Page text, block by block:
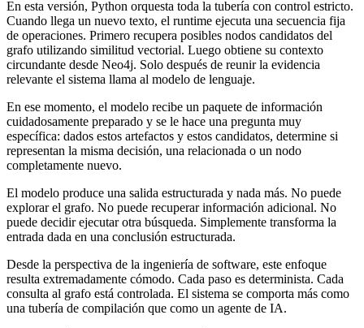
En esta versión, Python orquesta toda la tubería con control estricto.
Cuando llega un nuevo texto, el runtime ejecuta una secuencia fija
de operaciones. Primero recupera posibles nodos candidatos del
grafo utilizando similitud vectorial. Luego obtiene su contexto
circundante desde Neo4j. Solo después de reunir la evidencia
relevante el sistema llama al modelo de lenguaje.
En ese momento, el modelo recibe un paquete de información
cuidadosamente preparado y se le hace una pregunta muy
específica: dados estos artefactos y estos candidatos, determine si
representan la misma decisión, una relacionada o un nodo
completamente nuevo.
El modelo produce una salida estructurada y nada más. No puede
explorar el grafo. No puede recuperar información adicional. No
puede decidir ejecutar otra búsqueda. Simplemente transforma la
entrada dada en una conclusión estructurada.
Desde la perspectiva de la ingeniería de software, este enfoque
resulta extremadamente cómodo. Cada paso es determinista. Cada
consulta al grafo está controlada. El sistema se comporta más como
una tubería de compilación que como un agente de IA.